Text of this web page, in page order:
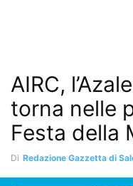
AIRC,
torna nelle
Festa della
Di Redazione Gazzetta di